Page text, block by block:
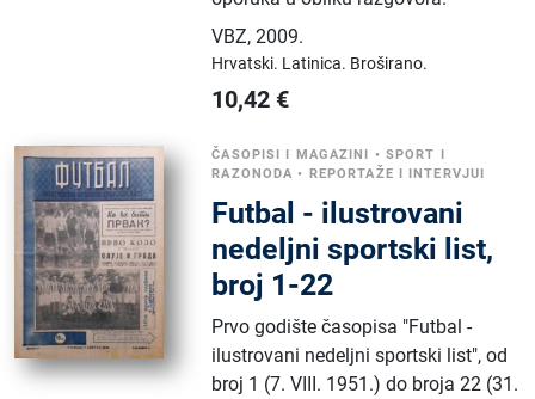
VBZ,2009.
Hrvatski. Latinica. Broširano.
10,42 €
ČASOPISI I MAGAZINI • SPORT I
RAZONODA • REPORTAŽE I INTERVJUI
Futbal - ilustrovani
nedeljni sportski list,
broj 1-22
Prvo godište časopisa "Futbal -
ilustrovani nedeljni sportski list", od
broj 1 (7. VIII. 1951.) do broja 22 (31.